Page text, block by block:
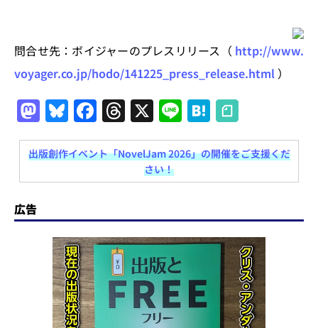
問合せ先：ボイジャーのプレスリリース（ http://www.
voyager.co.jp/hodo/141225_press_release.html ）
M
a
st
o
o
n
Bl
u
e
s
y
F
a
c
e
o
o
T
h
re
a
s
X Li
n
e
H
at
e
n
出版創作イベント「NovelJam 2026」の開催をご支援くだ
さい！
広告